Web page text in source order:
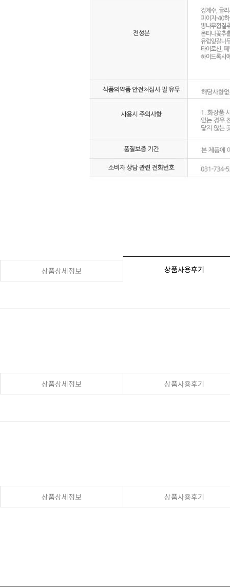
상품상세정보 상품사용후기
상품상세정보 상품사용후기
상품상세정보 상품사용후기